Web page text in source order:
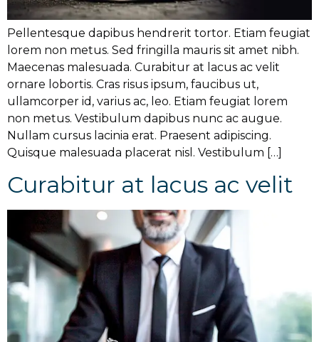
Pellentesque dapibus hendrerit tortor. Etiam feugiat
lorem non metus. Sed fringilla mauris sit amet nibh.
Maecenas malesuada. Curabitur at lacus ac velit
ornare lobortis. Cras risus ipsum, faucibus ut,
ullamcorper id, varius ac, leo. Etiam feugiat lorem
non metus. Vestibulum dapibus nunc ac augue.
Nullam cursus lacinia erat. Praesent adipiscing.
Quisque malesuada placerat nisl. Vestibulum […]
Curabitur at lacus ac velit